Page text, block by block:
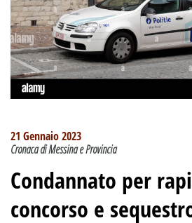
21 Gennaio 2023
Cronaca di Messina e Provincia
Condannato per
concorso e